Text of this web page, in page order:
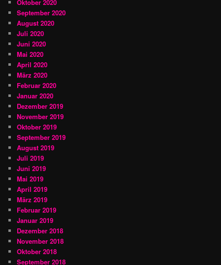
Oktober 2020
September 2020
August 2020
Juli 2020
Juni 2020
Mai 2020
April 2020
März 2020
Februar 2020
Januar 2020
Dezember 2019
November 2019
Oktober 2019
September 2019
August 2019
Juli 2019
Juni 2019
Mai 2019
April 2019
März 2019
Februar 2019
Januar 2019
Dezember 2018
November 2018
Oktober 2018
September 2018